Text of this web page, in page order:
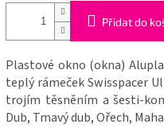
Přidat do
Plastové okno (okna)
teplý rámeček Swisspacer
trojím těsněním a šesti-
Dub, Tmavý dub, Ořech,